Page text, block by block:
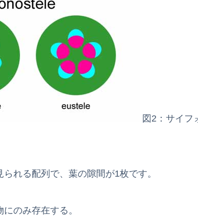
図2：サイフ
れる配列で、葉の隙間が1枚です。
のみ存在する。